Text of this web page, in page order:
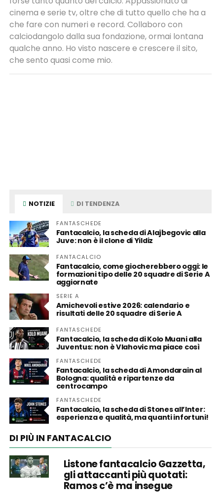
cinema e serie tv, oltre che di tutto quello che ha a
che fare con numeri e record. Collaboro con
calciodangolo dalla sua fondazione, ormai lontana
qualche anno. Ho visto nascere e crescere il sito,
che sento quasi come mio.
NOTIZIE DI TENDENZA
FANTASCHEDE
Fantacalcio, la scheda di Alajbegovic alla
Juve: non è il clone di Yildiz
FANTACALCIO
Fantacalcio, come giocherebbero oggi: le
formazioni tipo delle 20 squadre di Serie A
aggiornate
SERIE A
Amichevoli estive 2026: calendario e
risultati delle 20 squadre di Serie A
FANTASCHEDE
Fantacalcio, la scheda di Kolo Muani alla
Juventus: non è Vlahovic ma piace così
FANTASCHEDE
Fantacalcio, la scheda di Amondarain al
Bologna: qualità e ripartenze da
centrocampo
FANTASCHEDE
Fantacalcio, la scheda di Stones all’Inter:
esperienza e qualità, ma quanti infortuni!
DI PIÙ IN FANTACALCIO
Listone fantacalcio Gazzetta,
gli attaccanti più quotati:
Ramos c’è ma insegue